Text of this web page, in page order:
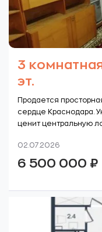
3
эт.
Продается
сердце Краснодара.
ценит центральную
02.07.2026
6 500 000 ₽